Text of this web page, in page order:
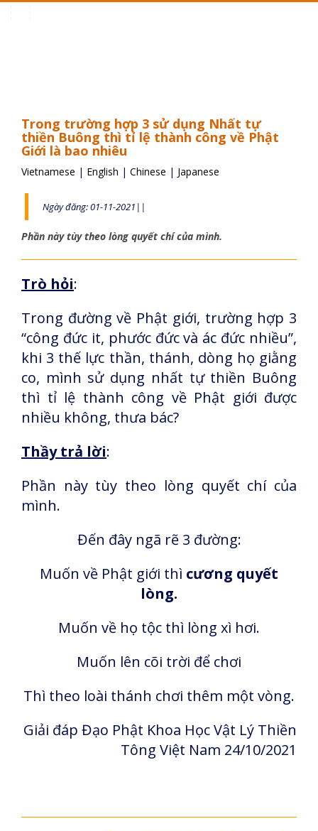
Trong trường hợp 3 sử dụng Nhất tự
thiền Buông thì tỉ lệ thành công về Phật
Giới là bao nhiêu
Vietnamese | English | Chinese | Japanese
Ngày đăng: 01-11-2021||
Phần này tùy theo lòng quyết chí của mình.
Trò hỏi:
Trong đường về Phật giới, trường hợp 3
“công đức it, phước đức và ác đức nhiều”,
khi 3 thế lực thần, thánh, dòng họ giằng
co, mình sử dụng nhất tự thiền Buông
thì tỉ lệ thành công về Phật giới được
nhiều không, thưa bác?
Thầy trả lời:
Phần này tùy theo lòng quyết chí của
mình.
Đến đây ngã rẽ 3 đường:
Muốn về Phật giới thì cương quyết
lòng.
Muốn về họ tộc thì lòng xì hơi.
Muốn lên cõi trời để chơi
Thì theo loài thánh chơi thêm một vòng.
Giải đáp Đạo Phật Khoa Học Vật Lý Thiền
Tông Việt Nam 24/10/2021